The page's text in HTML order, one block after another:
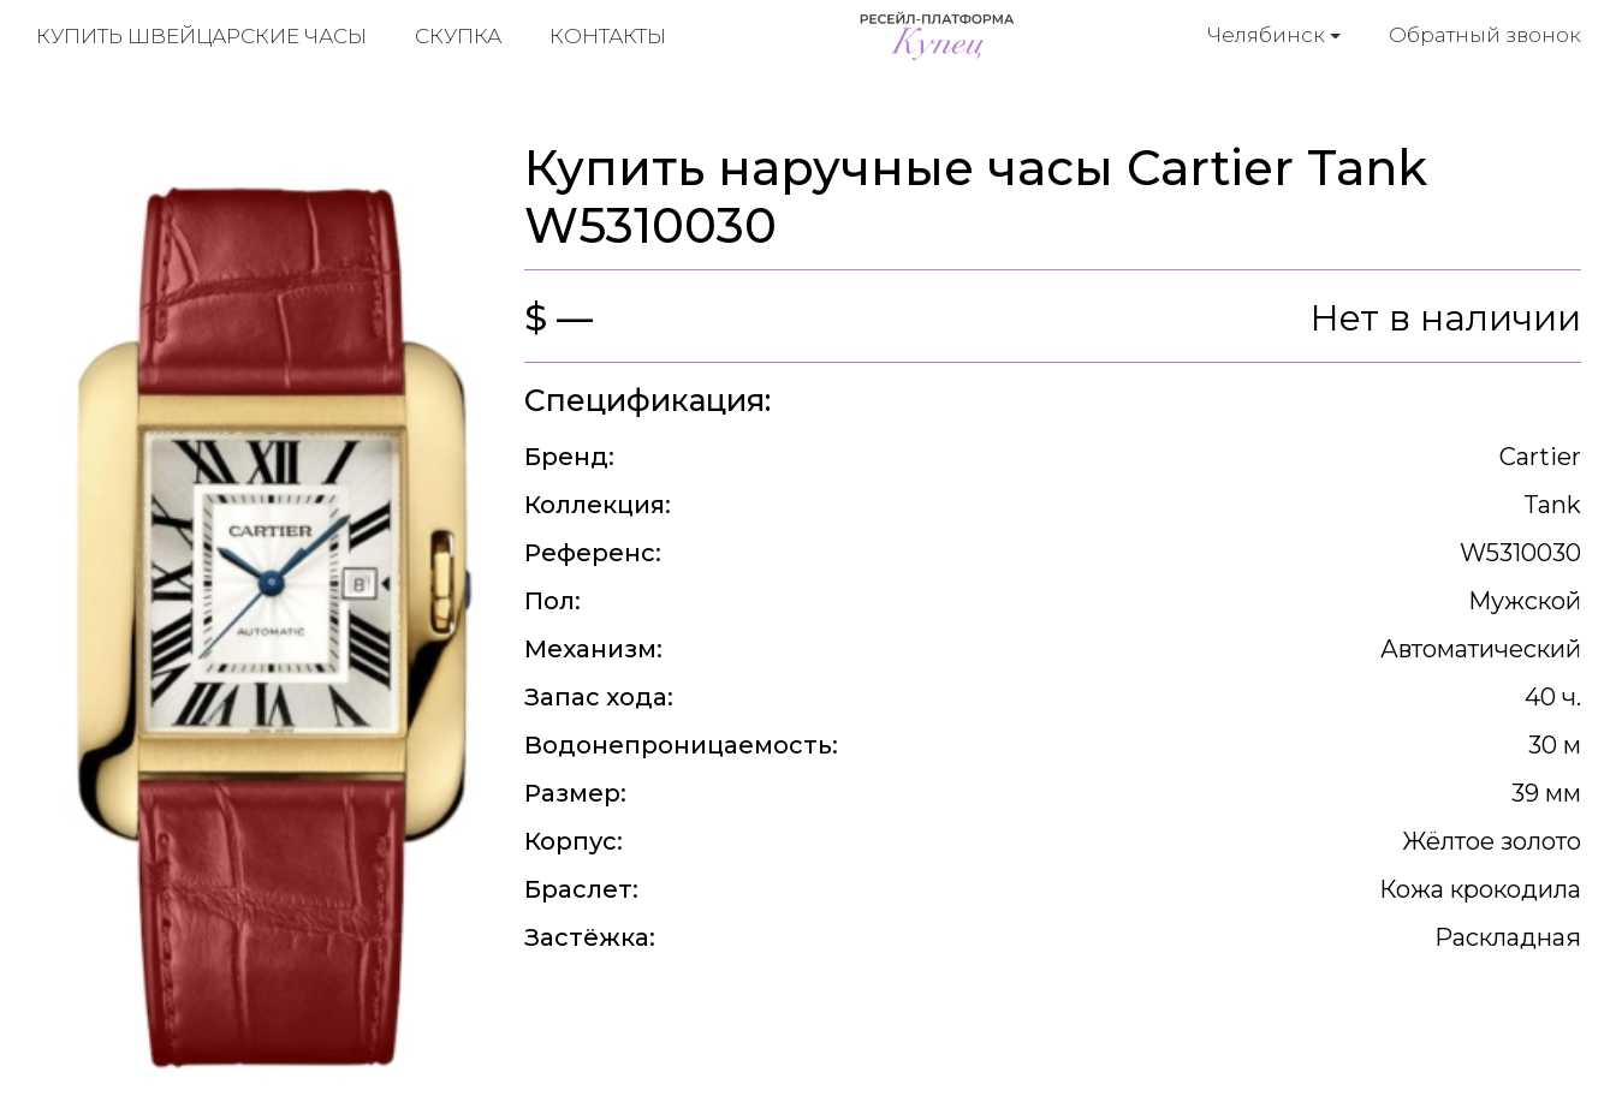
Челябинск Обратный звонок
КУПИТЬ ШВЕЙЦАРСКИЕ ЧАСЫ СКУПКА КОНТАКТЫ
Купить наручные часы Cartier Tank
W5310030
$ — Нет в наличии
Спецификация:
Бренд:
Cartier
Коллекция:
Tank
Референс:
W5310030
Пол:
Мужской
Механизм:
Автоматический
Запас хода:
40 ч.
Водонепроницаемость:
30 м
Размер:
39 мм
Корпус:
Жёлтое золото
Браслет:
Кожа крокодила
Застёжка:
Раскладная